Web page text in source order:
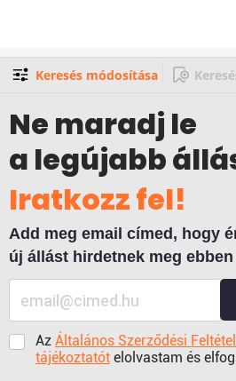
Keresés módosítása
Ne maradj le
a legújabb
Iratkozz fel!
Add meg email címed, hogy
új állást hirdetnek meg
Az Általános Szerződési
tájékoztatót elolvastam és